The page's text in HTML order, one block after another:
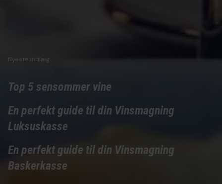
Nyeste indlæg
Top 5 sensommer vine
En perfekt guide til din Vinsmagning
Luksuskasse
En perfekt guide til din Vinsmagning
Baskerkasse